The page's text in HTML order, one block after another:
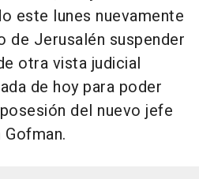
este lunes nuevamente
de Jerusalén suspender
otra vista judicial
de hoy para poder
del nuevo jefe